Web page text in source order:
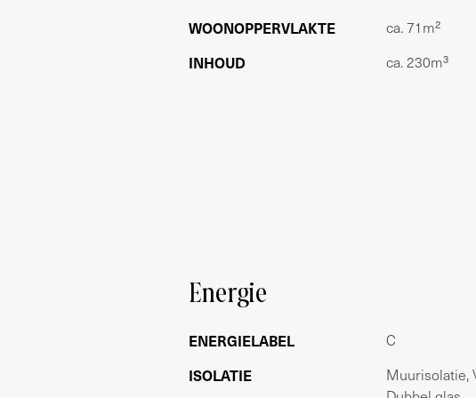
WAARBORG
Gelijk aan twee maanden huur
Voorbehoud:
Deze informatie is door ons met de nodige
wordt echter geen enkele aansprakelijkheid
is de makelaar adviseur van verhuurder. Van
WOONOPPERVLAKTE ca. 71m²
INHOUD ca. 230m³
Energie
ENERGIELABEL C
ISOLATIE
Muurisolatie,